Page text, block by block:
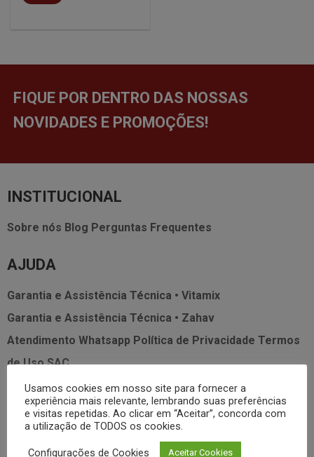
FIQUE POR DENTRO DAS NOSSAS
NOVIDADES E PROMOÇÕES!
INSTITUCIONAL
Sobre nós Blog Perguntas Frequentes
AJUDA
Garantia e Assistência Técnica • Vitamix
Garantia e Assistência Técnica • Zahav
Atendimento Whatsapp Política de Privacidade Termos
de Uso SAC
MEUS DADOS
Minha Conta Meus Pedidos Lista de Desejos
Usamos cookies em nosso site para fornecer a
experiência mais relevante, lembrando suas preferências
e visitas repetidas. Ao clicar em “Aceitar”, concorda com
a utilização de TODOS os cookies.
Configurações de Cookies Aceitar Cookies